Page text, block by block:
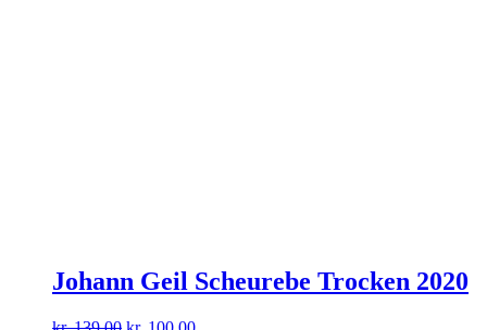
Johann Geil Scheurebe Trocken 2020